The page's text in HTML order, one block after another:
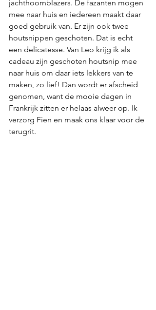
jachthoornblazers. De fazanten mogen
mee naar huis en iedereen maakt daar
goed gebruik van. Er zijn ook twee
houtsnippen geschoten. Dat is echt
een delicatesse. Van Leo krijg ik als
cadeau zijn geschoten houtsnip mee
naar huis om daar iets lekkers van te
maken, zo lief! Dan wordt er afscheid
genomen, want de mooie dagen in
Frankrijk zitten er helaas alweer op. Ik
verzorg Fien en maak ons klaar voor de
terugrit.